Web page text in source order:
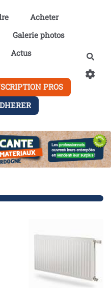
Acheter
Galerie photos
Actus
PROS